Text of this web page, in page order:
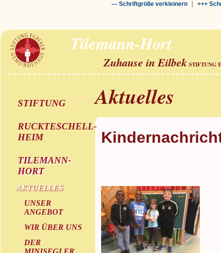
--- Schriftgröße verkleinern| +++
Tilemann-Hort
Zuhause in Eilbek STIFTUNG
STIFTUNG
RUCKTESCHELL-
HEIM
TILEMANN-
HORT
AKTUELLES
UNSER
ANGEBOT
WIR ÜBER UNS
DER
MINISEGLER
Aktuelles